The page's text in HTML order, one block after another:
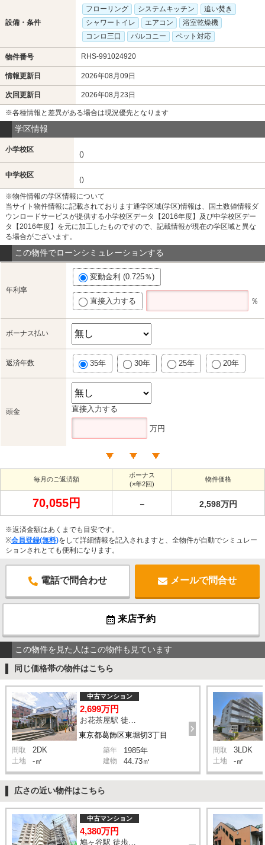
設備・条件
フローリング システムキッチン
追い焚き
シャワートイレ
エアコン
浴室乾燥機
コンロ三口
バルコニー ペット対応
物件番号 RHS-991024920
情報更新日 2026年08月09日
次回更新日 2026年08月23日
※各種情報と差異がある場合は現況優先となります
学区情報
小学校区
()
中学校区
()
※物件情報の学区情報について
当サイト物件情報に記載されております通学区域(学区)情報は、国土数値情報ダ
ウンロードサービスが提供する小学校区データ【2016年度】及び中学校区デー
タ【2016年度】を元に加工したものですので、記載情報が現在の学区域と異な
る場合がございます。
この物件でローンシミュレーションする
年利率
変動金利 (0.725％)
直接入力する ％
ボーナス払い
返済年数 35年 30年 25年 20年
頭金 直接入力する
万円
毎月のご返済額
ボーナス
(×年2回)
物件価格
70,055円 － 2,598万円
※返済金額はあくまでも目安です。
※会員登録(無料)をして詳細情報を記入されますと、全物件が自動でシミュレー
ションされとても便利になります。
電話で問合わせ メールで問合せ
来店予約
この物件を見た人はこの物件も見ています
同じ価格帯の物件はこちら
東京都葛飾区東堀切3丁目
中古マンション
2,699万円
間取 2DK 築年 1985年
土地 -㎡ 建物 44.73㎡
間取 3LDK
土地 -㎡
広さの近い物件はこちら
中古マンション
4,380万円
鳩ヶ谷駅 徒歩2分